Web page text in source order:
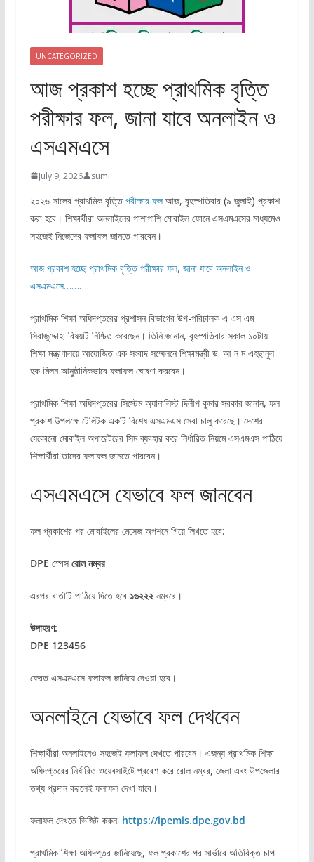
UNCATEGORIZED
আজ প্রকাশ হচ্ছে প্রাথমিক বৃত্তি
পরীক্ষার ফল, জানা যাবে অনলাইন ও
এসএমএসে
July 9, 2026 sumi
২০২৬ সালের প্রাথমিক বৃত্তিপরীক্ষার ফলআজ, বৃহস্পতিবার (৯ জুলাই) প্রকাশ
করা হবে। শিক্ষার্থীরা অনলাইনের পাশাপাশি মোবাইল ফোনে এসএমএসের মাধ্যমেও
সহজেই নিজেদের ফলাফল জানতে পারবেন।
আজ প্রকাশ হচ্ছে প্রাথমিক বৃত্তি পরীক্ষার ফল, জানা যাবে অনলাইন ও
এসএমএসে………..
প্রাথমিক শিক্ষা অধিদপ্তরের প্রশাসন বিভাগের উপ-পরিচালক এ এস এম
সিরাজুদ্দোহা বিষয়টি নিশ্চিত করেছেন। তিনি জানান, বৃহস্পতিবার সকাল ১০টায়
শিক্ষা মন্ত্রণালয়ে আয়োজিত এক সংবাদ সম্মেলনে শিক্ষামন্ত্রী ড. আ ন ম এহছানুল
হক মিলন আনুষ্ঠানিকভাবে ফলাফল ঘোষণা করবেন।
প্রাথমিক শিক্ষা অধিদপ্তরের সিস্টেম অ্যানালিস্ট দিলীপ কুমার সরকার জানান, ফল
প্রকাশ উপলক্ষে টেলিটক একটি বিশেষ এসএমএস সেবা চালু করেছে। দেশের
যেকোনো মোবাইল অপারেটরের সিম ব্যবহার করে নির্ধারিত নিয়মে এসএমএস পাঠিয়ে
শিক্ষার্থীরা তাদের ফলাফল জানতে পারবেন।
এসএমএসে যেভাবে ফল জানবেন
ফল প্রকাশের পর মোবাইলের মেসেজ অপশনে গিয়ে লিখতে হবে:
DPE স্পেস রোল নম্বর
এরপর বার্তাটি পাঠিয়ে দিতে হবে ১৬২২২ নম্বরে।
উদাহরণ:
DPE 123456
ফেরত এসএমএসে ফলাফল জানিয়ে দেওয়া হবে।
অনলাইনে যেভাবে ফল দেখবেন
শিক্ষার্থীরা অনলাইনেও সহজেই ফলাফল দেখতে পারবেন। এজন্য প্রাথমিক শিক্ষা
অধিদপ্তরের নির্ধারিত ওয়েবসাইটে প্রবেশ করে রোল নম্বর, জেলা এবং উপজেলার
তথ্য প্রদান করলেই ফলাফল দেখা যাবে।
ফলাফল দেখতে ভিজিট করুন: https://ipemis.dpe.gov.bd
প্রাথমিক শিক্ষা অধিদপ্তর জানিয়েছে, ফল প্রকাশের পর সার্ভারে অতিরিক্ত চাপ